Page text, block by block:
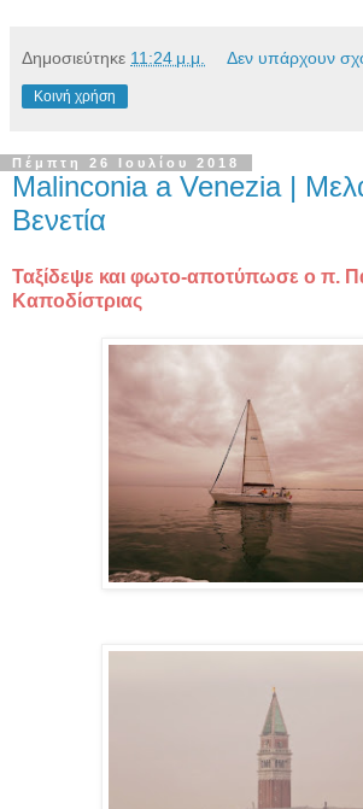
Δημοσιεύτηκε 11:24 μ.μ. Δεν υπάρχουν
Κοινή χρήση
Πέμπτη 26 Ιουλίου 2018
Malinconia a Venezia |
Βενετία
Ταξίδεψε και φωτο-αποτύπωσε ο π.
Καποδίστριας